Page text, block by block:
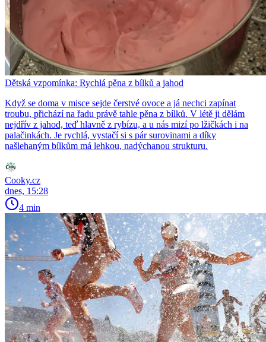
Dětská vzpomínka: Rychlá pěna z bílků a jahod
Když se doma v misce sejde čerstvé ovoce a já nechci zapínat
troubu, přichází na řadu právě tahle pěna z bílků. V létě ji dělám
nejdřív z jahod, teď hlavně z rybízu, a u nás mizí po lžičkách i na
palačinkách. Je rychlá, vystačí si s pár surovinami a díky
našlehaným bílkům má lehkou, nadýchanou strukturu.
Cooky.cz
dnes, 15:28
4 min